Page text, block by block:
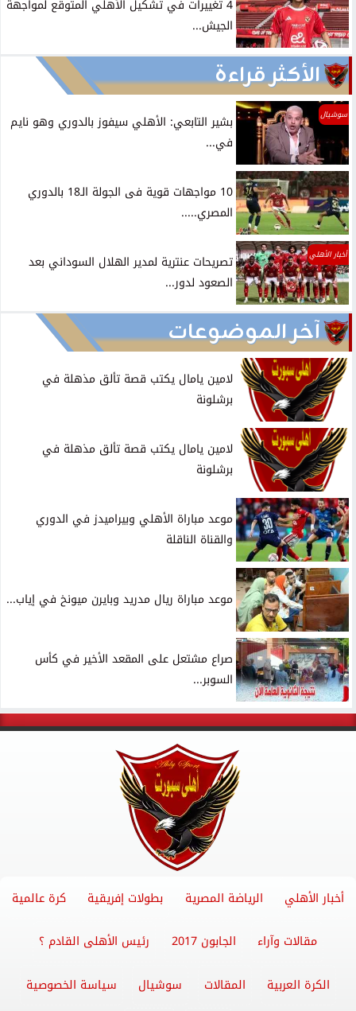
4 تغييرات في تشكيل الأهلي المتوقع لمواجهة
الجيش...
الأكثر قراءة
سوشيال
بشير التابعي: الأهلي سيفوز بالدوري وهو نايم
في...
10 مواجهات قوية فى الجولة الـ18 بالدوري
المصري.....
أخبار الأهلي
تصريحات عنترية لمدير الهلال السوداني بعد
الصعود لدور...
آخر الموضوعات
لامين يامال يكتب قصة تألق مذهلة في
برشلونة
لامين يامال يكتب قصة تألق مذهلة في
برشلونة
موعد مباراة الأهلي وبيراميدز في الدوري
والقناة الناقلة
موعد مباراة ريال مدريد وبايرن ميونخ في إياب...
صراع مشتعل على المقعد الأخير في كأس
السوبر...
أخبار الأهلي الرياضة المصرية بطولات إفريقية كرة عالمية
مقالات وآراء الجابون 2017 رئيس الأهلى القادم ؟
الكرة العربية المقالات سوشيال سياسة الخصوصية